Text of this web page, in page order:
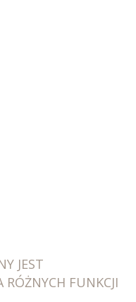
JEST
RÓŻNYCH FUNKCJI